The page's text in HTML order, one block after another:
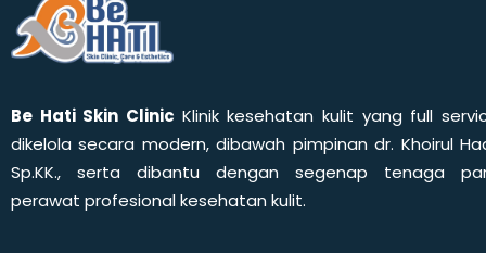
Be Hati Skin Clinic Klinik kesehatan kulit yang full
dikelola secara modern, dibawah pimpinan dr. Khoirul
Sp.KK., serta dibantu dengan segenap tenaga
perawat profesional kesehatan kulit.